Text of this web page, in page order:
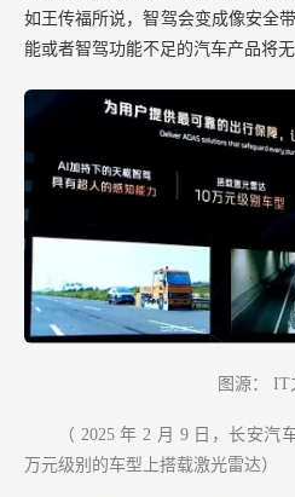
如王传福所说，智驾会变成像安全
能或者智驾功能不足的汽车产品将
图源： IT
（ 2025 年 2 月 9 日，长安汽
万元级别的车型上搭载激光雷达）